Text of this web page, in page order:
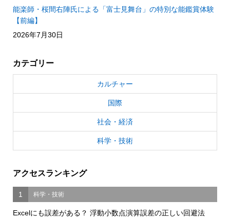
能楽師・桜間右陣氏による「富士見舞台」の特別な能鑑賞体験
【前編】
2026年7月30日
カテゴリー
カルチャー
国際
社会・経済
科学・技術
アクセスランキング
1 科学・技術
Excelにも誤差がある？ 浮動小数点演算誤差の正しい回避法